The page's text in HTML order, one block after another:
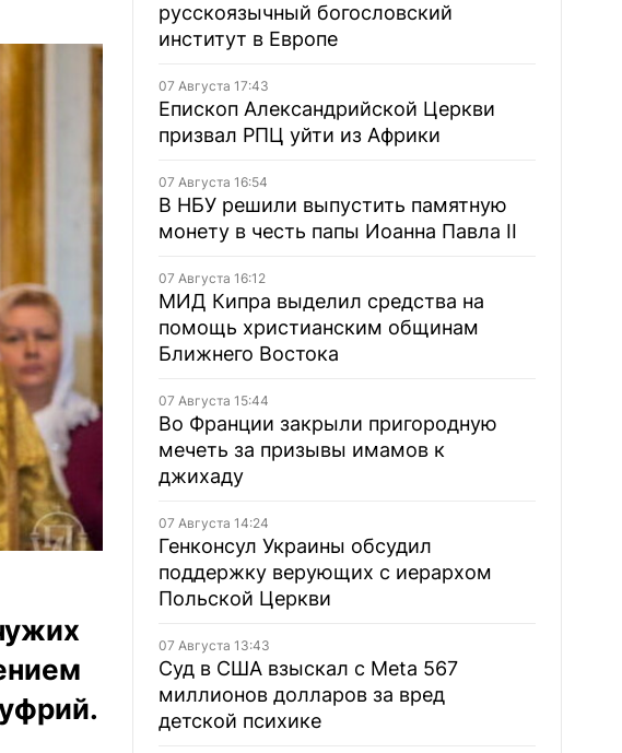
русскоязычный богословский
институт в Европе
07 Августа 17:43
Епископ Александрийской Церкви
призвал РПЦ уйти из Африки
07 Августа 16:54
В НБУ решили выпустить памятную
монету в честь папы Иоанна Павла II
07 Августа 16:12
МИД Кипра выделил средства на
помощь христианским общинам
Ближнего Востока
07 Августа 15:44
Во Франции закрыли пригородную
мечеть за призывы имамов к
джихаду
07 Августа 14:24
Генконсул Украины обсудил
поддержку верующих с иерархом
Польской Церкви
07 Августа 13:43
Суд в США взыскал с Meta 567
миллионов долларов за вред
детской психике